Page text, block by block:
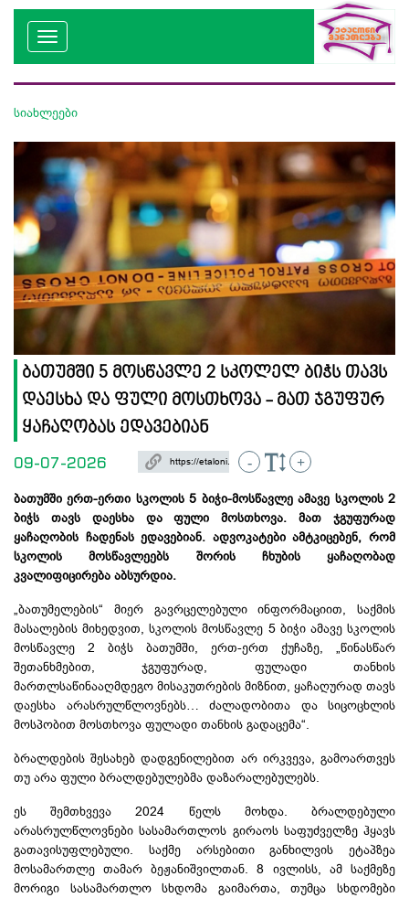
სიახლეები
ბათუმში 5 მოსწავლე 2 სკოლელ ბიჭს თავს
დაესხა და ფული მოსთხოვა - მათ ჯგუფურ
ყაჩაღობას ედავებიან
09-07-2026 - +
ბათუმში ერთ-ერთი სკოლის 5 ბიჭი-მოსწავლე ამავე სკოლის 2
ბიჭს თავს დაესხა და ფული მოსთხოვა. მათ ჯგუფურად
ყაჩაღობის ჩადენას ედავებიან. ადვოკატები ამტკიცებენ, რომ
სკოლის მოსწავლეებს შორის ჩხუბის ყაჩაღობად
კვალიფიცირება აბსურდია.
„ბათუმელების“ მიერ გავრცელებული ინფორმაციით, საქმის
მასალების მიხედვით, სკოლის მოსწავლე 5 ბიჭი ამავე სკოლის
მოსწავლე 2 ბიჭს ბათუმში, ერთ-ერთ ქუჩაზე, „წინასწარ
შეთანხმებით, ჯგუფურად, ფულადი თანხის
მართლსაწინააღმდეგო მისაკუთრების მიზნით, ყაჩაღურად თავს
დაესხა არასრულწლოვნებს… ძალადობითა და სიცოცხლის
მოსპობით მოსთხოვა ფულადი თანხის გადაცემა“.
ბრალდების შესახებ დადგენილებით არ ირკვევა, გამოართვეს
თუ არა ფული ბრალდებულებმა დაზარალებულებს.
ეს შემთხვევა 2024 წელს მოხდა. ბრალდებული
არასრულწლოვნები სასამართლოს გირაოს საფუძველზე ჰყავს
გათავისუფლებული. საქმე არსებითი განხილვის ეტაპზეა
მოსამართლე თამარ ბეჟანიშვილთან. 8 ივლისს, ამ საქმეზე
მორიგი სასამართლო სხდომა გაიმართა, თუმცა სხდომები